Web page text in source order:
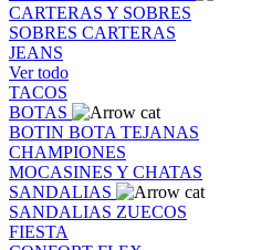
CARTERAS Y SOBRES
SOBRES CARTERAS
JEANS
Ver todo
TACOS
BOTAS
BOTIN BOTA TEJANAS
CHAMPIONES
MOCASINES Y CHATAS
SANDALIAS
SANDALIAS ZUECOS
FIESTA